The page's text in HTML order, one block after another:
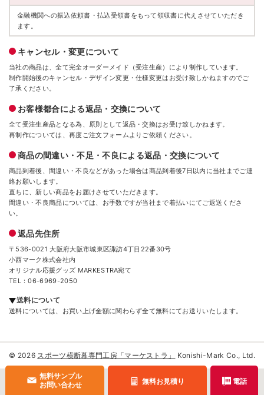
金融機関への振込依頼書・払込受領書をもって領収書に代えさせていただき
ます。
キャンセル・変更について
当社の商品は、全て完全オーダーメイド（受注生産）により制作しています。
制作開始後のキャンセル・デザイン変更・仕様変更はお受け致しかねますのでご
了承ください。
お客様都合による返品・交換について
全て受注生産品となる為、原則として返品・交換はお受け致しかねます。
再制作については、再度ご注文フォームよりご依頼ください。
商品の間違い・不足・不良による返品・交換について
商品到着後、間違い・不良などがあった場合は商品到着後7日以内に当社までご連
絡お願いします。
直ちに、新しい商品をお届けさせていただきます。
間違い・不良商品については、お手数ですが当社まで着払いにてご返送くださ
い。
返品先住所
〒536-0021 大阪府大阪市城東区諏訪4丁目22番30号
小西マーク株式会社内
オリジナル応援グッズ MARKESTRA宛て
TEL：06-6969-2050
送料について
送料については、お買い上げ金額に関わらず全て無料にてお送りいたします。
© 2026 スポーツ横断幕専門工房「マーケストラ」 Konishi-Mark Co., Ltd.
無料サンプル
お問い合わせ
無料お見積り 電話